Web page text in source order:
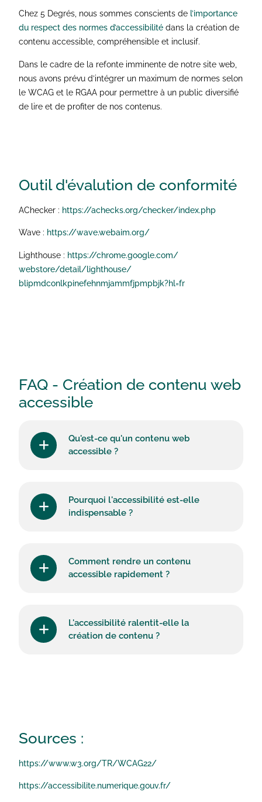
Chez 5 Degrés, nous sommes conscients de l’importance
du respect des normes d’accessibilité dans la création de
contenu accessible, compréhensible et inclusif.
Dans le cadre de la refonte imminente de notre site web,
nous avons prévu d’intégrer un maximum de normes selon
le WCAG et le RGAA pour permettre à un public diversifié
de lire et de profiter de nos contenus.
Outil d'évalution de conformité
AChecker : https://achecks.org/checker/index.php
Wave : https://wave.webaim.org/
Lighthouse : https://chrome.google.com/
webstore/detail/lighthouse/
blipmdconlkpinefehnmjammfjpmpbjk?hl=fr
FAQ - Création de contenu web
accessible
Qu'est-ce qu'un contenu web
accessible ?
Pourquoi l'accessibilité est-elle
indispensable ?
Comment rendre un contenu
accessible rapidement ?
L'accessibilité ralentit-elle la
création de contenu ?
Sources :
https://www.w3.org/TR/WCAG22/
https://accessibilite.numerique.gouv.fr/